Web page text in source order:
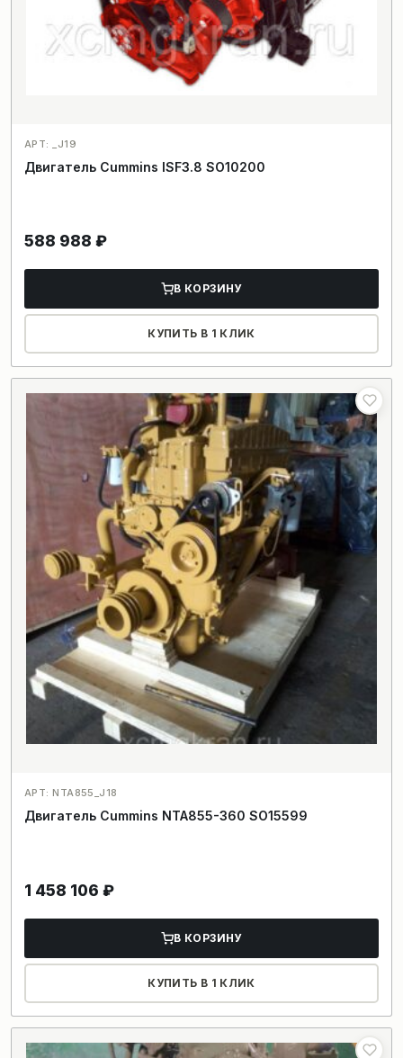
АРТ: _J19
Двигатель Cummins ISF3.8 SO10200
588 988 ₽
В КОРЗИНУ
КУПИТЬ В 1 КЛИК
АРТ: NTA855_J18
Двигатель Cummins NTA855-360 SO15599
1 458 106 ₽
В КОРЗИНУ
КУПИТЬ В 1 КЛИК